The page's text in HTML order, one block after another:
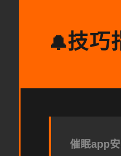
🔔技巧
催眠app